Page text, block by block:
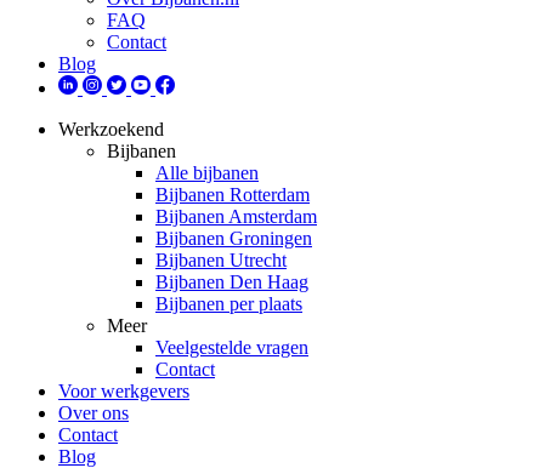
FAQ
Contact
Blog
Werkzoekend
Bijbanen
Alle bijbanen
Bijbanen Rotterdam
Bijbanen Amsterdam
Bijbanen Groningen
Bijbanen Utrecht
Bijbanen Den Haag
Bijbanen per plaats
Meer
Veelgestelde vragen
Contact
Voor werkgevers
Over ons
Contact
Blog